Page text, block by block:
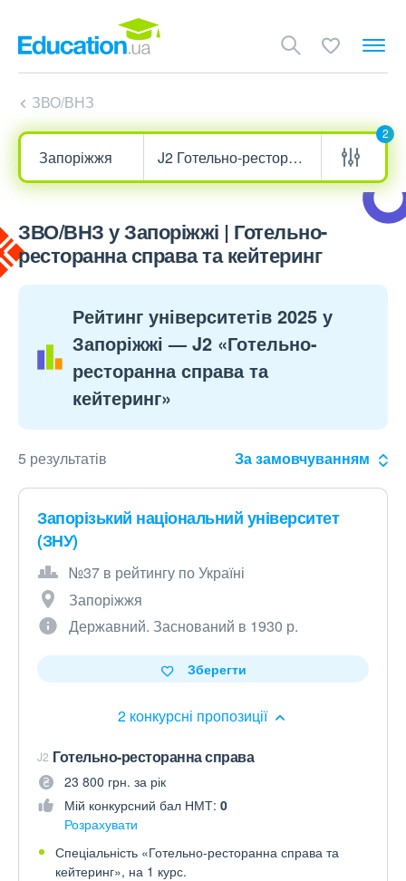
ЗВО/ВНЗ
2
ЗВО/ВНЗ у Запоріжжі | Готельно-
ресторанна справа та кейтеринг
Рейтинг університетів 2025 у
Запоріжжі — J2 «Готельно-
ресторанна справа та
кейтеринг»
5 результатів За замовчуванням
Запорізький національний університет
(ЗНУ)
№37 в рейтингу по Україні
Запоріжжя
Державний. Заснований в 1930 р.
2 конкурсні пропозиції
Зберегти
J2 Готельно-ресторанна справа
23 800 грн. за рік
Мій конкурсний бал НМТ: 0
Розрахувати
Спеціальність «Готельно-ресторанна справа та
кейтеринг», на 1 курс.